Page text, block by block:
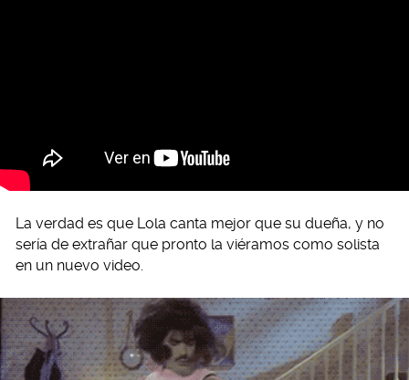
La verdad es que Lola canta mejor que su dueña, y no
sería de extrañar que pronto la viéramos como solista
en un nuevo video.